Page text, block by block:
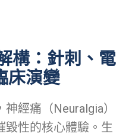
構：針刺、電
床演變
神經痛（Neuralgia）
毀性的核心體驗。生